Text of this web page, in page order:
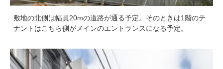
敷地の北側は幅員20mの道路が通る予定。そのときは1階のテ
ナントはこちら側がメインのエントランスになる予定。